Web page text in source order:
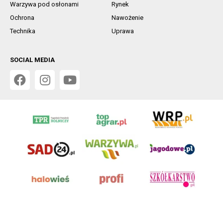
Warzywa pod osłonami
Rynek
Ochrona
Nawożenie
Technika
Uprawa
SOCIAL MEDIA